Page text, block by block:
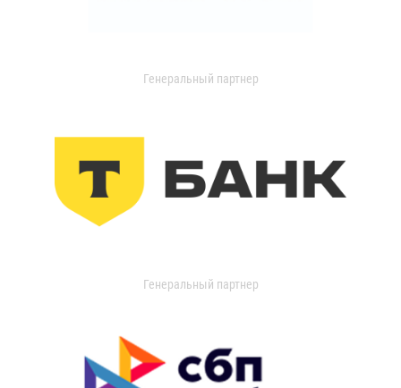
Генеральный партнер
Генеральный партнер